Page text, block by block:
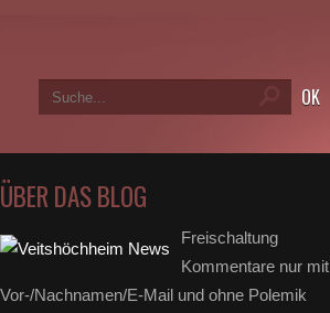
ÜBER DAS BLOG
Freischaltung
Kommentare nur mit
Vor-/Nachnamen/E-Mail und ohne Polemik